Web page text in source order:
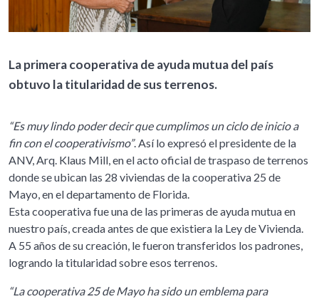
La primera cooperativa de ayuda mutua del país
obtuvo la titularidad de sus terrenos.
“Es muy lindo poder decir que cumplimos un ciclo de inicio a
fin con el cooperativismo”. Así lo expresó el presidente de la
ANV, Arq. Klaus Mill, en el acto oficial de traspaso de terrenos
donde se ubican las 28 viviendas de la cooperativa 25 de
Mayo, en el departamento de Florida.
Esta cooperativa fue una de las primeras de ayuda mutua en
nuestro país, creada antes de que existiera la Ley de Vivienda.
A 55 años de su creación, le fueron transferidos los padrones,
logrando la titularidad sobre esos terrenos.
“La cooperativa 25 de Mayo ha sido un emblema para